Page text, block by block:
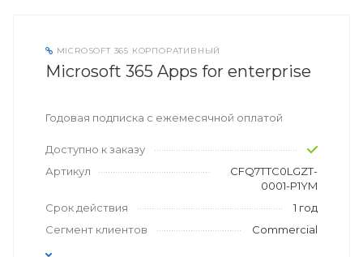
MICROSOFT 365 КОРПОРАТИВНЫЙ
Microsoft 365 Apps for enterprise
Годовая подписка с ежемесячной оплатой
Доступно к заказу
Артикул
CFQ7TTC0LGZT-
0001-P1YM
Срок действия
1 год
Сегмент клиентов
Commercial